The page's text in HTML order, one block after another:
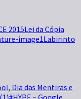
Lei da Cópia
Labirinto
Dia das Mentiras e
#HYPE – Google